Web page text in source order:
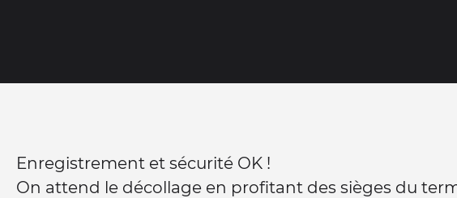
Enregistrement et sécurité OK !
On attend le décollage en profitant des sièges du